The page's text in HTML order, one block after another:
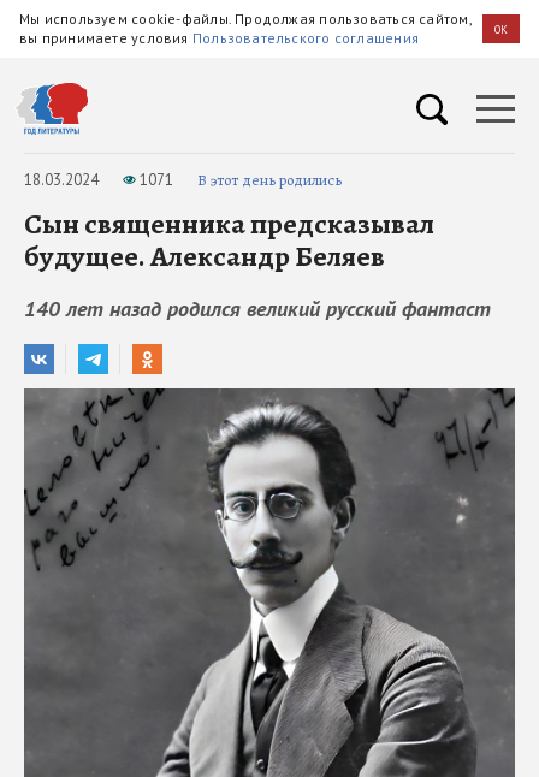
Мы используем cookie-файлы. Продолжая пользоваться сайтом,
вы принимаете условия Пользовательского соглашения OK
18.03.2024 1071 В этот день родились
Сын священника предсказывал
будущее. Александр Беляев
140 лет назад родился великий русский фантаст